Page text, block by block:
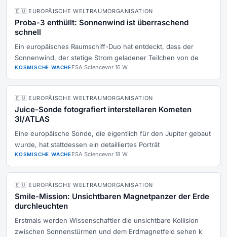
🇪🇺 EUROPÄISCHE WELTRAUMORGANISATION
Proba-3 enthüllt: Sonnenwind ist überraschend
schnell
Ein europäisches Raumschiff-Duo hat entdeckt, dass der
Sonnenwind, der stetige Strom geladener Teilchen von de
KOSMISCHE WACHEESA Sciencevor 16 W.
🇪🇺 EUROPÄISCHE WELTRAUMORGANISATION
Juice-Sonde fotografiert interstellaren Kometen
3I/ATLAS
Eine europäische Sonde, die eigentlich für den Jupiter gebaut
wurde, hat stattdessen ein detailliertes Porträt
KOSMISCHE WACHEESA Sciencevor 18 W.
🇪🇺 EUROPÄISCHE WELTRAUMORGANISATION
Smile-Mission: Unsichtbaren Magnetpanzer der Erde
durchleuchten
Erstmals werden Wissenschaftler die unsichtbare Kollision
zwischen Sonnenstürmen und dem Erdmagnetfeld sehen k